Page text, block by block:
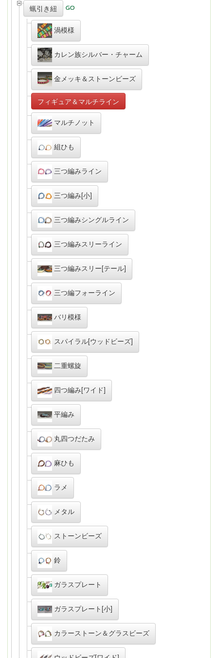
蝋引き紐
渦模様
カレン族シルバー・チャーム
金メッキ＆ストーンビーズ
フィギュア＆マルチライン
マルチノット
組ひも
三つ編みライン
三つ編み[小]
三つ編みシングルライン
三つ編みスリーライン
三つ編みスリー[テール]
三つ編フォーライン
バリ模様
スパイラル[ウッドビーズ]
二重螺旋
四つ編み[ワイド]
平編み
丸四つだたみ
麻ひも
ラメ
メタル
ストーンビーズ
鈴
ガラスプレート
ガラスプレート[小]
カラーストーン＆グラスビーズ